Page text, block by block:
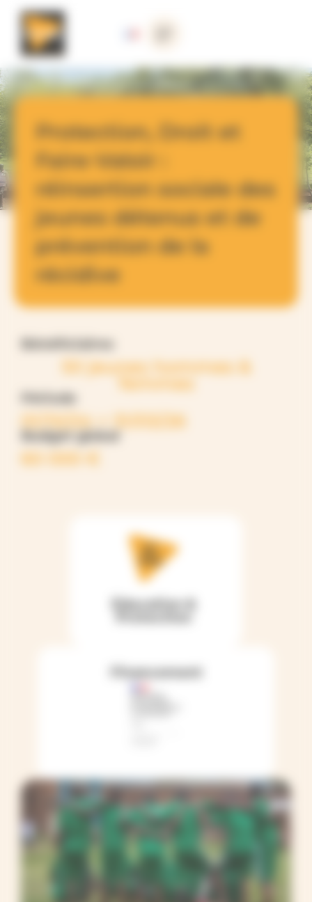
Panneau de gestion des cookies
Nos actions>République Centrafricaine
Protection, Droit et Faire-Valoir : réinsertion sociale des jeunes dé
Protection, Droit et
Faire-Valoir :
réinsertion sociale des
jeunes détenus et de
prévention de la
récidive
50 jeunes hommes &
01/10/24 > 31/03/26
Budget global
60 000 €
Éducation &
Protection